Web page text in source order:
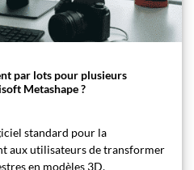
par lots pour plusieurs
Metashape ?
standard pour la
aux utilisateurs de transformer
en modèles 3D,